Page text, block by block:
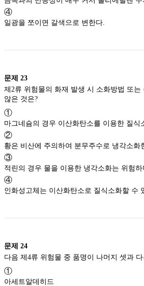
④
일광을 쪼이면 갈색으로 변한다.
문제 23
제2류 위험물의 화재 발생 시 소화방법 또는
①
마그네슘의 경우 이산화탄소를 이용한 질식
②
황은 비산에 주의하여 분무주수로 냉각소화
③
적린의 경우 물을 이용한 냉각소화는 위험하
④
인화성고체는 이산화탄소로 질식소화할 수
문제 24
①
아세트알데히드